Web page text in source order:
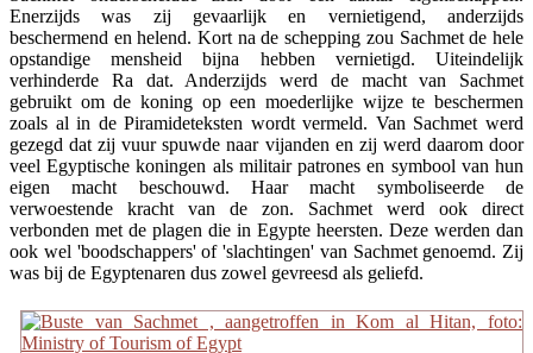
Enerzijds was zij gevaarlijk en vernietigend, anderzijds
beschermend en helend. Kort na de schepping zou Sachmet de hele
opstandige mensheid bijna hebben vernietigd. Uiteindelijk
verhinderde Ra dat. Anderzijds werd de macht van Sachmet
gebruikt om de koning op een moederlijke wijze te beschermen
zoals al in de Piramideteksten wordt vermeld. Van Sachmet werd
gezegd dat zij vuur spuwde naar vijanden en zij werd daarom door
veel Egyptische koningen als militair patrones en symbool van hun
eigen macht beschouwd. Haar macht symboliseerde de
verwoestende kracht van de zon. Sachmet werd ook direct
verbonden met de plagen die in Egypte heersten. Deze werden dan
ook wel 'boodschappers' of 'slachtingen' van Sachmet genoemd. Zij
was bij de Egyptenaren dus zowel gevreesd als geliefd.